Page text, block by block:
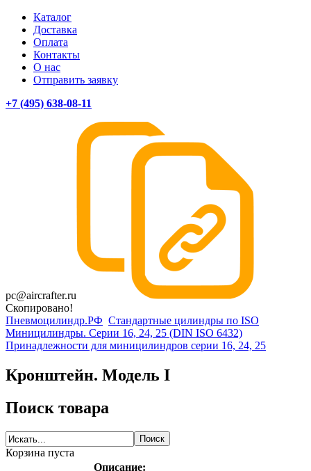
Каталог
Доставка
Оплата
Контакты
О нас
Отправить заявку
+7 (495) 638-08-11
pc@aircrafter.ru
Скопировано!
Пневмоцилиндр.РФ Стандартные цилиндры по ISO
Миницилиндры. Серии 16, 24, 25 (DIN ISO 6432)
Принадлежности для миницилиндров серии 16, 24, 25
Кронштейн. Модель I
Поиск товара
Корзина пуста
Описание: